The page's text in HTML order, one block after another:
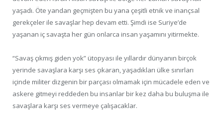
yaşadı. Öte yandan geçmişten bu yana çeşitli etnik ve inançsal
gerekçeler ile savaşlar hep devam etti. Şimdi ise Suriye’de
yaşanan iç savaşta her gün onlarca insan yaşamını yitirmekte.
“Savaş çıkmış giden yok” ütopyası ile yıllardır dünyanın birçok
yerinde savaşlara karşı ses çıkaran, yaşadıkları ülke sınırları
içinde militer dizgenin bir parçası olmamak için mücadele eden ve
askere gitmeyi reddeden bu insanlar bir kez daha bu buluşma ile
savaşlara karşı ses vermeye çalışacaklar.